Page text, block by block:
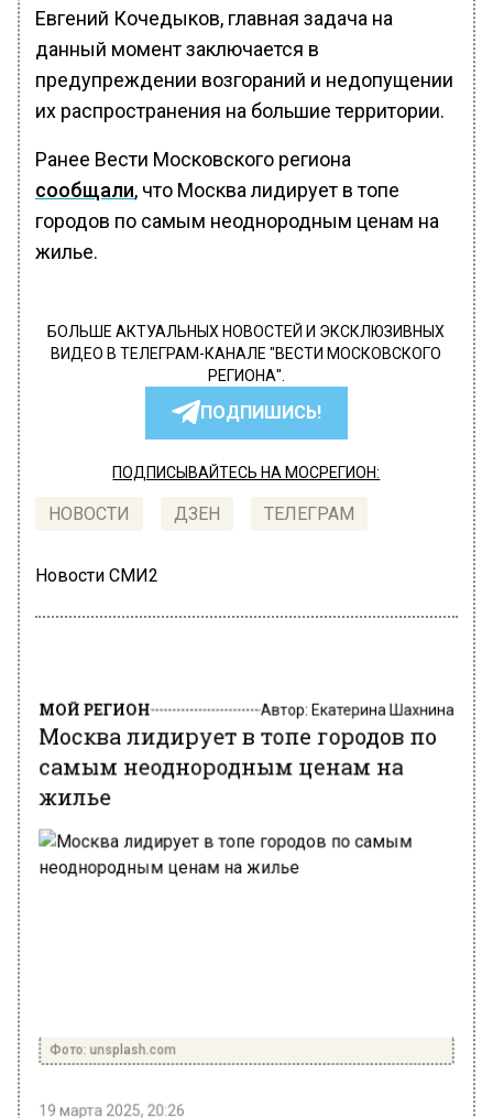
Евгений Кочедыков, главная задача на
данный момент заключается в
предупреждении возгораний и недопущении
их распространения на большие территории.
Ранее Вести Московского региона
сообщали, что Москва лидирует в топе
городов по самым неоднородным ценам на
жилье.
БОЛЬШЕ АКТУАЛЬНЫХ НОВОСТЕЙ И ЭКСКЛЮЗИВНЫХ
ВИДЕО В ТЕЛЕГРАМ-КАНАЛЕ "ВЕСТИ МОСКОВСКОГО
РЕГИОНА".
ПОДПИШИСЬ!
ПОДПИСЫВАЙТЕСЬ НА МОСРЕГИОН:
НОВОСТИ ДЗЕН ТЕЛЕГРАМ
Новости СМИ2
Москва лидирует в топе городов по
самым неоднородным ценам на
жилье